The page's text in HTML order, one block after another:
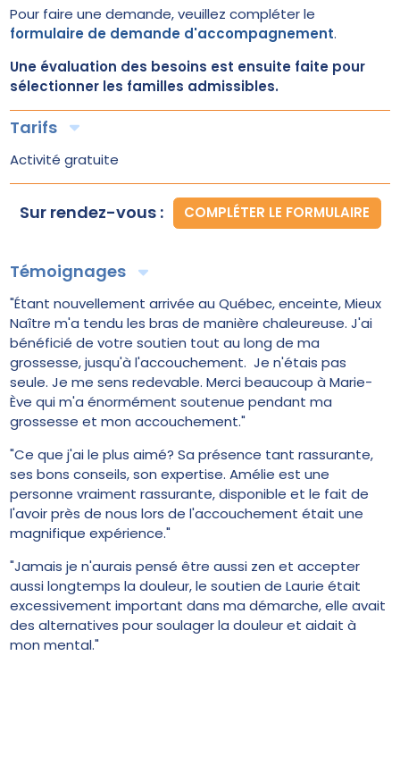
Pour faire une demande, veuillez compléter le
formulaire de demande d'accompagnement.
Une évaluation des besoins est ensuite faite pour
sélectionner les familles admissibles.
Tarifs
Activité gratuite
Sur rendez-vous : COMPLÉTER LE FORMULAIRE
Témoignages
"Étant nouvellement arrivée au Québec, enceinte, Mieux
Naître m'a tendu les bras de manière chaleureuse. J'ai
bénéficié de votre soutien tout au long de ma
grossesse, jusqu'à l'accouchement. Je n'étais pas
seule. Je me sens redevable. Merci beaucoup à Marie-
Ève qui m'a énormément soutenue pendant ma
grossesse et mon accouchement."
"Ce que j'ai le plus aimé? Sa présence tant rassurante,
ses bons conseils, son expertise. Amélie est une
personne vraiment rassurante, disponible et le fait de
l'avoir près de nous lors de l'accouchement était une
magnifique expérience."
"Jamais je n'aurais pensé être aussi zen et accepter
aussi longtemps la douleur, le soutien de Laurie était
excessivement important dans ma démarche, elle avait
des alternatives pour soulager la douleur et aidait à
mon mental."